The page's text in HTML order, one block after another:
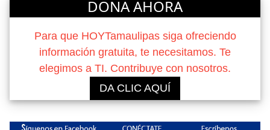
DONA AHORA
Para que HOYTamaulipas siga ofreciendo
información gratuita, te necesitamos. Te
elegimos a TI. Contribuye con nosotros.
DA CLIC AQUÍ